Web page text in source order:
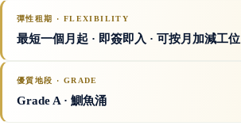
彈性租期 · FLEXIBILITY
最短一個月起 · 即簽即入 · 可按月加減工位
優質地段 · GRADE
Grade A· 鰂魚涌